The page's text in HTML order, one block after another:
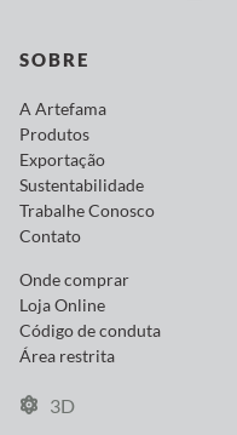
SOBRE
A Artefama
Produtos
Exportação
Sustentabilidade
Trabalhe Conosco
Contato
Onde comprar
Loja Online
Código de conduta
Área restrita
3D